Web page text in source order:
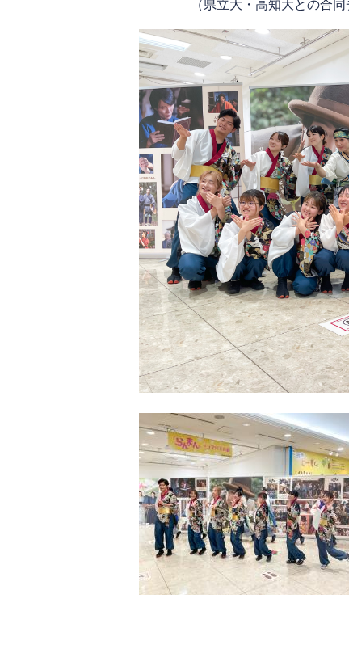
（県立大・高知大との合同チ